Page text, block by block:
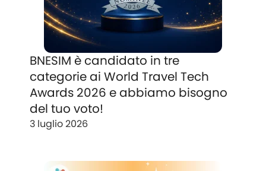
BNESIM è candidato in tre
categorie ai World Travel Tech
Awards 2026 e abbiamo bisogno
del tuo voto!
3 luglio 2026